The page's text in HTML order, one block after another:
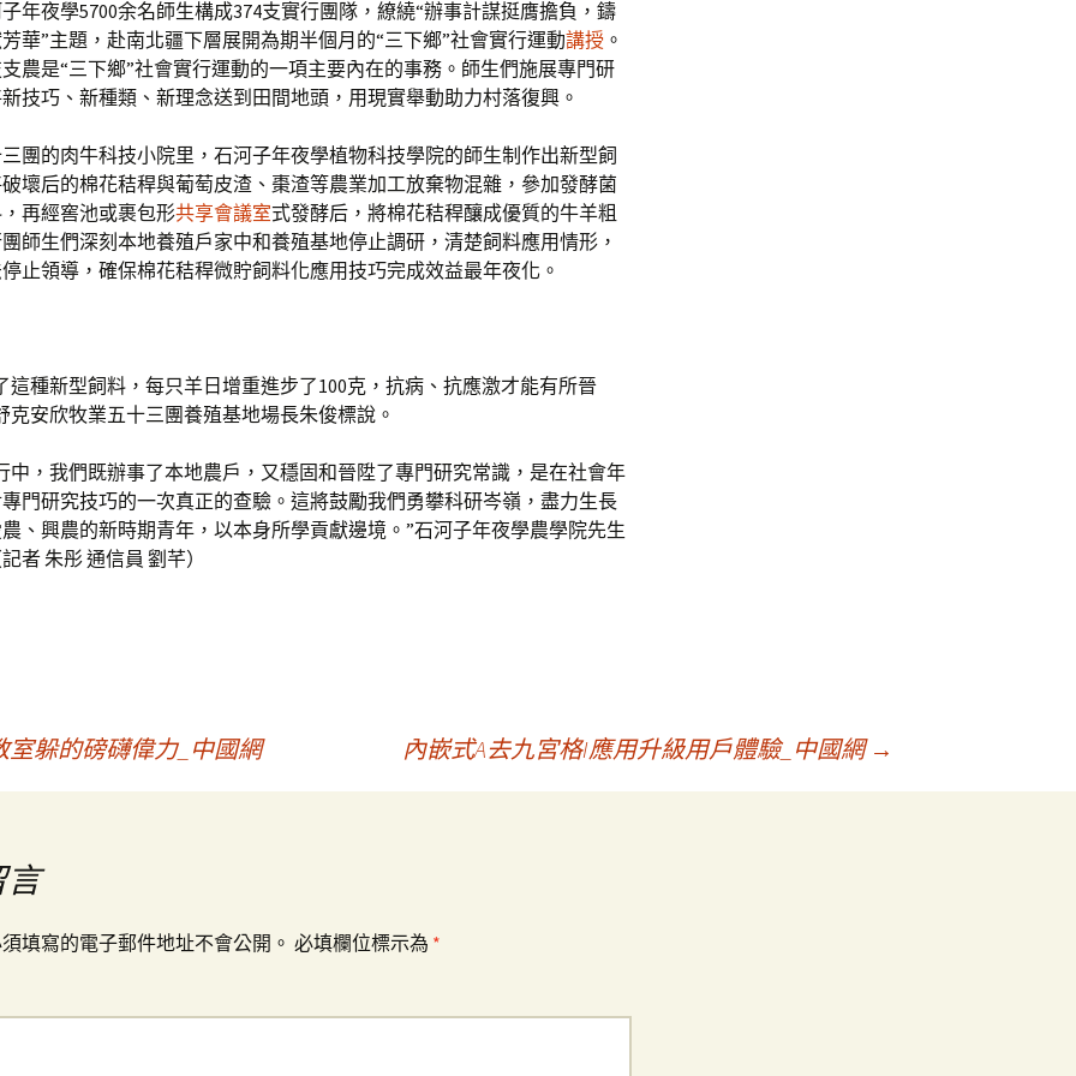
年夜學5700余名師生構成374支實行團隊，繚繞“辦事計謀挺膺擔負，鑄
華”主題，赴南北疆下層展開為期半個月的“三下鄉”社會實行運動講授 。
農是“三下鄉”社會實行運動的一項主要內在的事務。師生們施展專門研
技巧、新種類、新理念送到田間地頭，用現實舉動助力村落復興。
團的肉牛科技小院里，石河子年夜學植物科技學院的師生制作出新型飼
壞后的棉花秸稈與葡萄皮渣、棗渣等農業加工放棄物混雜，參加發酵菌
再經窖池或裹包形共享會議室式發酵后，將棉花秸稈釀成優質的牛羊粗
師生們深刻本地養殖戶家中和養殖基地停止調研，清楚飼料應用情形，
止領導，確保棉花秸稈微貯飼料化應用技巧完成效益最年夜化。
這種新型飼料，每只羊日增重進步了100克，抗病、抗應激才能有所晉
克安欣牧業五十三團養殖基地場長朱俊標說。
中，我們既辦事了本地農戶，又穩固和晉陞了專門研究常識，是在社會年
門研究技巧的一次真正的查驗。這將鼓勵我們勇攀科研岑嶺，盡力生長
、興農的新時期青年，以本身所學貢獻邊境。”石河子年夜學農學院先生
者 朱彤 通信員 劉芊）
躲的磅礴偉力_中國網 內嵌式A去九宮格I應用升級用戶體驗_中國網 →
填寫的電子郵件地址不會公開。 必填欄位標示為 *